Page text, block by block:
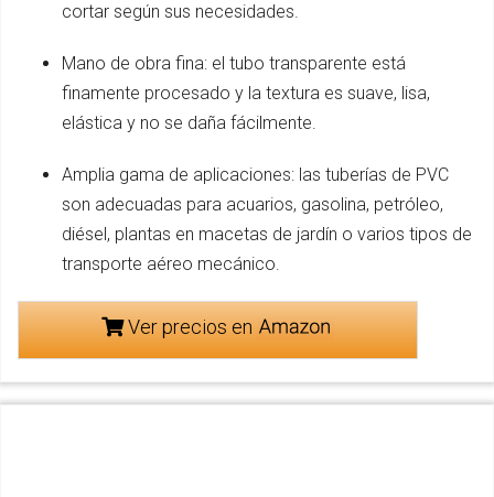
cortar según sus necesidades.
Mano de obra fina: el tubo transparente está
finamente procesado y la textura es suave, lisa,
elástica y no se daña fácilmente.
Amplia gama de aplicaciones: las tuberías de PVC
son adecuadas para acuarios, gasolina, petróleo,
diésel, plantas en macetas de jardín o varios tipos de
transporte aéreo mecánico.
Ver precios en